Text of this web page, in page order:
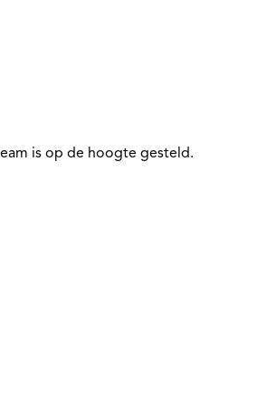
is op de hoogte gesteld.